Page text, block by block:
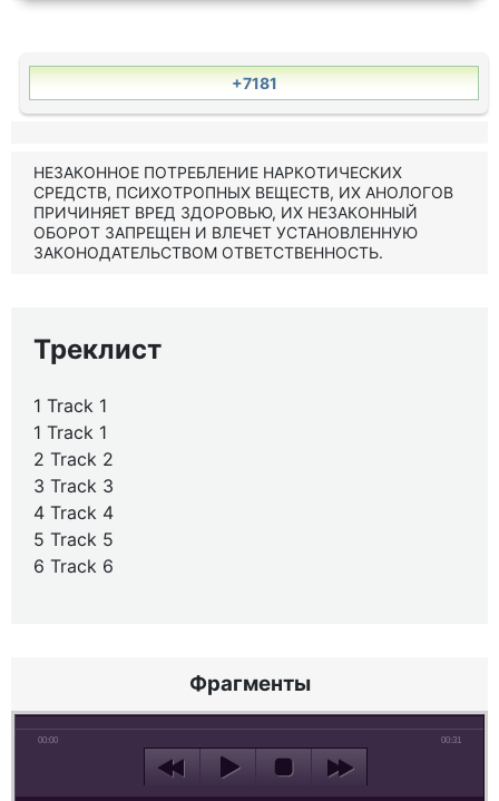
+7181
НЕЗАКОННОЕ ПОТРЕБЛЕНИЕ НАРКОТИЧЕСКИХ
СРЕДСТВ, ПСИХОТРОПНЫХ ВЕЩЕСТВ, ИХ АНОЛОГОВ
ПРИЧИНЯЕТ ВРЕД ЗДОРОВЬЮ, ИХ НЕЗАКОННЫЙ
ОБОРОТ ЗАПРЕЩЕН И ВЛЕЧЕТ УСТАНОВЛЕННУЮ
ЗАКОНОДАТЕЛЬСТВОМ ОТВЕТСТВЕННОСТЬ.
Треклист
1 Track 1
1 Track 1
2 Track 2
3 Track 3
4 Track 4
5 Track 5
6 Track 6
Фрагменты
00:00 00:31